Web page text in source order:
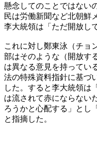
懸念してのことではない
民は労働新聞など北朝鮮
李大統領は「ただ開放し
これに対し鄭東泳（チョ
部はそのような（開放す
は異なる意見を持ってい
法の特殊資料指針に基づ
した。すると李大統領は
は流されて赤にならない
ろうかと心配する」とし
と指摘した。